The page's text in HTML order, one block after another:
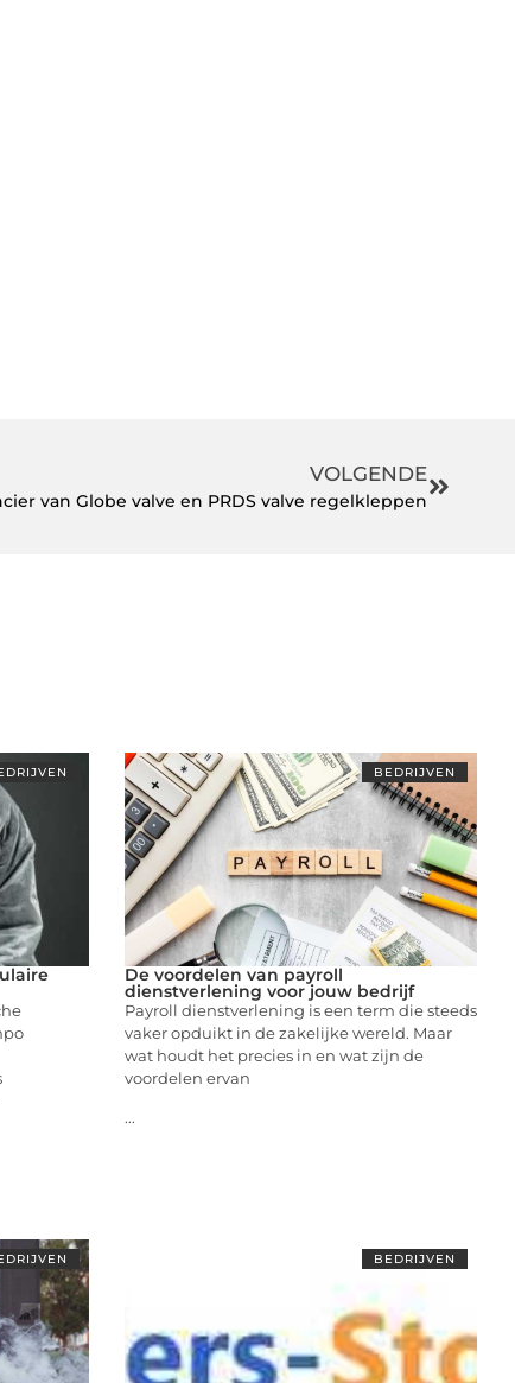
VOLGENDE
van Globe valve en PRDS valve regelkleppen
BEDRIJVEN
De voordelen van payroll
dienstverlening voor jouw bedrijf
Payroll dienstverlening is een term die steeds
vaker opduikt in de zakelijke wereld. Maar
wat houdt het precies in en wat zijn de
voordelen ervan
...
BEDRIJVEN